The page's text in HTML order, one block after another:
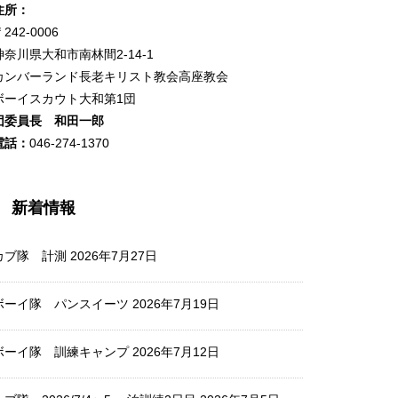
所：
242-0006
奈川県大和市南林間2-14-1
ンバーランド長老キリスト教会高座教会
ーイスカウト大和第1団
委員長 和田一郎
話： 046-274-1370
新着情報
ブ隊 計測 2026年7月27日
ーイ隊 パンスイーツ 2026年7月19日
ーイ隊 訓練キャンプ 2026年7月12日